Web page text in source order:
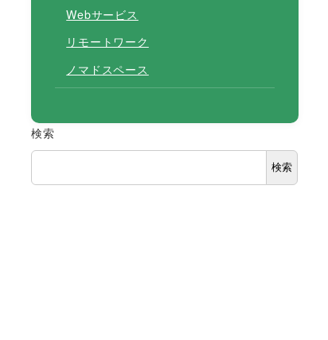
Webサービス
リモートワーク
ノマドスペース
検索
検索